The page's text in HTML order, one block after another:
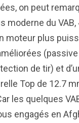
on peut
moderne du VAB,
moteur plus
de tir) et
Top de 12.7
les quelques
engagés en